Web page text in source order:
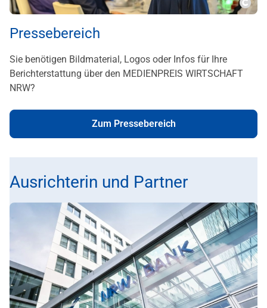
Pressebereich
Sie benötigen Bildmaterial, Logos oder Infos für Ihre
Berichterstattung über den MEDIENPREIS WIRTSCHAFT
NRW?
Zum Pressebereich
Ausrichterin und Partner